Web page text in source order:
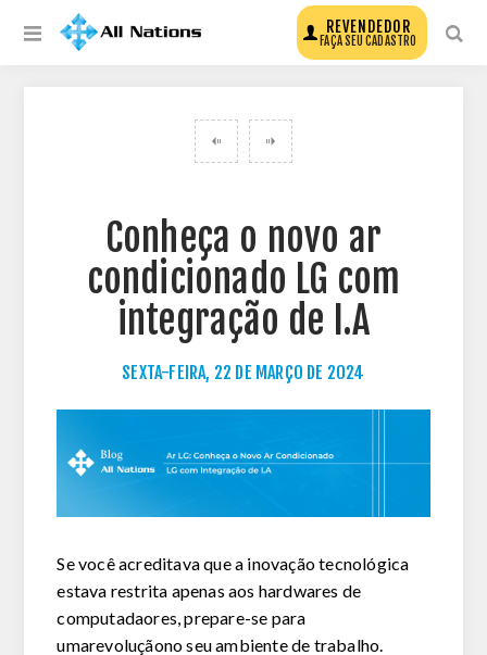
REVENDEDOR
FAÇA SEU CADASTRO
VOLTAR PARA TODOS OS POSTS DO BLOG
Conheça o novo ar
condicionado LG com
integração de I.A
SEXTA-FEIRA, 22 DE MARÇO DE 2024
Se você acreditava que a inovação tecnológica
estava restrita apenas aos hardwares de
computadaores, prepare-se para
umarevoluçãono seu ambiente de trabalho.